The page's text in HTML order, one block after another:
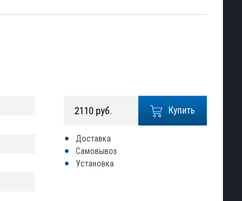
Купить
2110 руб.
Доставка
Самовывоз
Установка